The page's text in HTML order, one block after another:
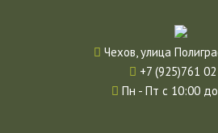
Чехов, улица
+7 (925)761
Пн - Пт с 10:00